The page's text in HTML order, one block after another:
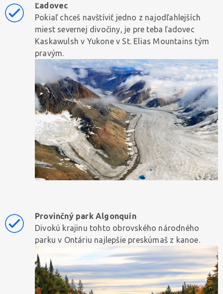
Ľadovec
Pokiaľ chceš navštíviť jedno z najodľahlejších
miest severnej divočiny, je pre teba ľadovec
Kaskawulsh v Yukone v St. Elias Mountains tým
pravým.
Provinčný park Algonquin
Divokú krajinu tohto obrovského národného
parku v Ontáriu najlepšie preskúmaš z kanoe.